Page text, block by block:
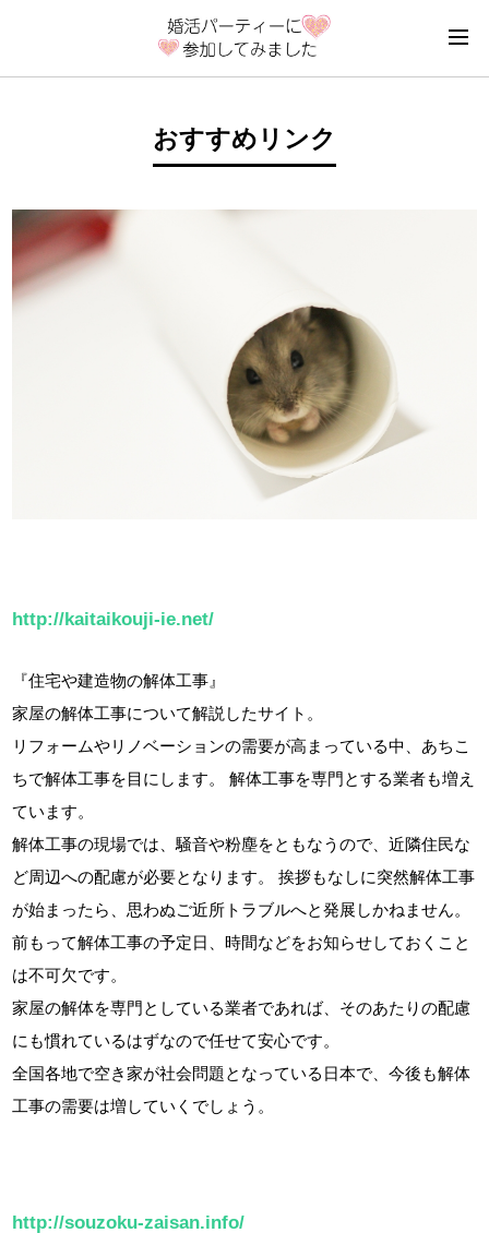
おすすめリンク
http://kaitaikouji-ie.net/
『住宅や建造物の解体工事』
家屋の解体工事について解説したサイト。
リフォームやリノベーションの需要が高まっている中、あちこ
ちで解体工事を目にします。 解体工事を専門とする業者も増え
ています。
解体工事の現場では、騒音や粉塵をともなうので、近隣住民な
ど周辺への配慮が必要となります。 挨拶もなしに突然解体工事
が始まったら、思わぬご近所トラブルへと発展しかねません。
前もって解体工事の予定日、時間などをお知らせしておくこと
は不可欠です。
家屋の解体を専門としている業者であれば、そのあたりの配慮
にも慣れているはずなので任せて安心です。
全国各地で空き家が社会問題となっている日本で、今後も解体
工事の需要は増していくでしょう。
http://souzoku-zaisan.info/